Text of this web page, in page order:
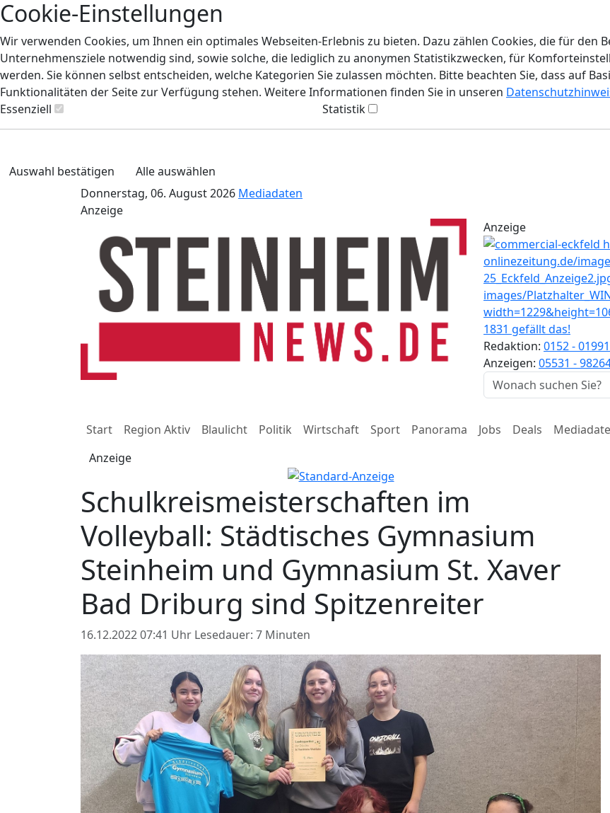
Cookie-Einstellungen
Wir verwenden Cookies, um Ihnen ein optimales Webseiten-Erlebnis zu bieten. Dazu zählen Cookies, die für
Unternehmensziele notwendig sind, sowie solche, die lediglich zu anonymen Statistikzwecken, für
werden. Sie können selbst entscheiden, welche Kategorien Sie zulassen möchten. Bitte beachten Sie, dass auf
Funktionalitäten der Seite zur Verfügung stehen. Weitere Informationen finden Sie in unseren
Essenziell
Statistik
Auswahl bestätigen
Alle auswählen
Donnerstag, 06. August 2026 Mediadaten
Anzeige
Anzeige
1831 gefällt das!
Redaktion: 0152 -
Anzeigen: 05531 -
Start Region Aktiv Blaulicht Politik Wirtschaft Sport Panorama Jobs Deals
Anzeige
Schulkreismeisterschaften im
Volleyball: Städtisches Gymnasium
Steinheim und Gymnasium St. Xaver
Bad Driburg sind Spitzenreiter
16.12.2022 07:41 Uhr Lesedauer: 7 Minuten